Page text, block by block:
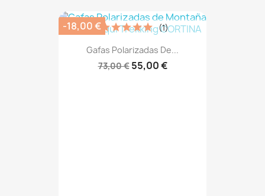
Gafas Polarizadas De...
73,00 € 55,00 €
(1)
-18,00 €